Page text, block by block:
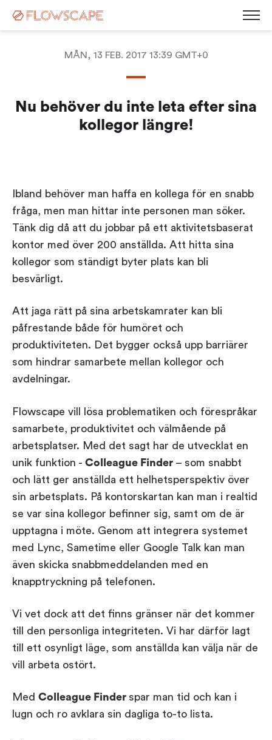
MÅN, 13 FEB. 2017 13:39 GMT+0
Nu behöver du inte leta efter sina
kollegor längre!
Ibland behöver man haffa en kollega för en snabb
fråga, men man hittar inte personen man söker.
Tänk dig då att du jobbar på ett aktivitetsbaserat
kontor med över 200 anställda. Att hitta sina
kollegor som ständigt byter plats kan bli
besvärligt.
Att jaga rätt på sina arbetskamrater kan bli
påfrestande både för humöret och
produktiviteten. Det bygger också upp barriärer
som hindrar samarbete mellan kollegor och
avdelningar.
Flowscape vill lösa problematiken och förespråkar
samarbete, produktivitet och välmående på
arbetsplatser. Med det sagt har de utvecklat en
unik funktion - Colleague Finder – som snabbt
och lätt ger anställda ett helhetsperspektiv över
sin arbetsplats. På kontorskartan kan man i realtid
se var sina kollegor befinner sig, samt om de är
upptagna i möte. Genom att integrera systemet
med Lync, Sametime eller Google Talk kan man
även skicka snabbmeddelanden med en
knapptryckning på telefonen.
Vi vet dock att det finns gränser när det kommer
till den personliga integriteten. Vi har därför lagt
till ett osynligt läge, som anställda kan välja när de
vill arbeta ostört.
Med Colleague Finder spar man tid och kan i
lugn och ro avklara sin dagliga to-to lista.
Room Booking System
Workplace Analytics
Room Displays
Sensors
Career
News
Blog
Events & Webinars
White Paper
Workplace ROI
FAQ
Corporate Governance